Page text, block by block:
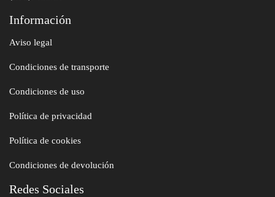
Información
Aviso legal
Condiciones de transporte
Condiciones de uso
Política de privacidad
Política de cookies
Condiciones de devolución
Redes Sociales